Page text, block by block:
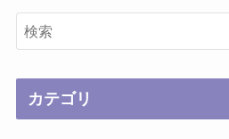
カテゴリ